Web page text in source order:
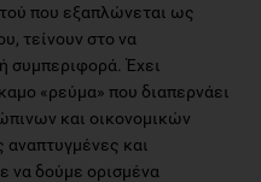
που εξαπλώνεται ως
τείνουν στο να
συμπεριφορά. Έχει
«ρεύμα» που διαπερνάει
και οικονομικών
αναπτυγμένες και
να δούμε ορισμένα